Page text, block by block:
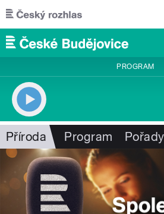
Přejít k hlavnímu obsahu
PROGRAM
Příroda Program Pořady